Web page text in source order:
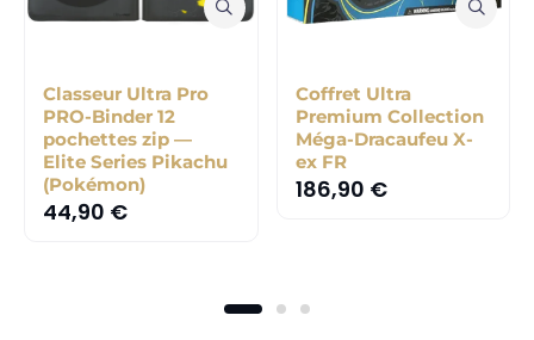
Classeur Ultra Pro
PRO-Binder 12
pochettes zip —
Elite Series Pikachu
(Pokémon)
44,90 €
Coffret Ultra
Premium Collection
Méga-Dracaufeu X-
ex FR
186,90 €